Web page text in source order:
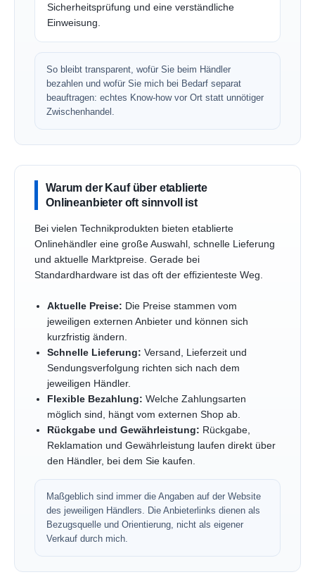
Sicherheitsprüfung und eine verständliche
Einweisung.
So bleibt transparent, wofür Sie beim Händler
bezahlen und wofür Sie mich bei Bedarf separat
beauftragen: echtes Know-how vor Ort statt unnötiger
Zwischenhandel.
Warum der Kauf über etablierte
Onlineanbieter oft sinnvoll ist
Bei vielen Technikprodukten bieten etablierte
Onlinehändler eine große Auswahl, schnelle Lieferung
und aktuelle Marktpreise. Gerade bei
Standardhardware ist das oft der effizienteste Weg.
Aktuelle Preise: Die Preise stammen vom
jeweiligen externen Anbieter und können sich
kurzfristig ändern.
Schnelle Lieferung: Versand, Lieferzeit und
Sendungsverfolgung richten sich nach dem
jeweiligen Händler.
Flexible Bezahlung: Welche Zahlungsarten
möglich sind, hängt vom externen Shop ab.
Rückgabe und Gewährleistung: Rückgabe,
Reklamation und Gewährleistung laufen direkt über
den Händler, bei dem Sie kaufen.
Maßgeblich sind immer die Angaben auf der Website
des jeweiligen Händlers. Die Anbieterlinks dienen als
Bezugsquelle und Orientierung, nicht als eigener
Verkauf durch mich.